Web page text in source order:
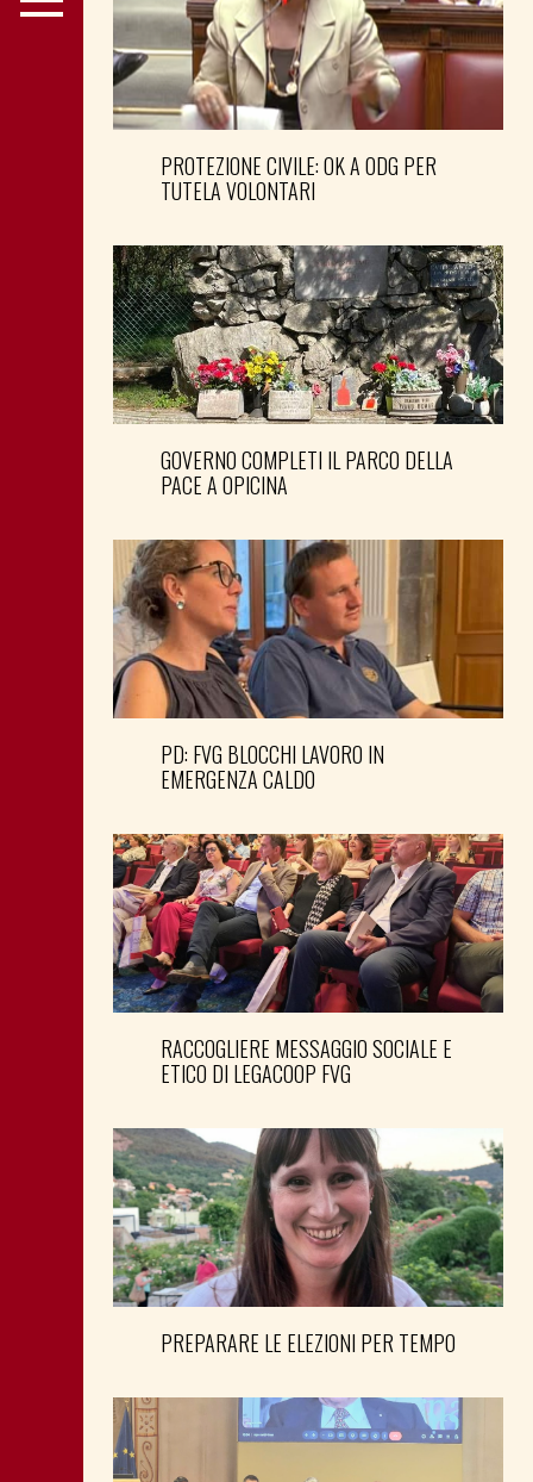
PROTEZIONE CIVILE: OK A ODG PER
TUTELA VOLONTARI
GOVERNO COMPLETI IL PARCO DELLA
PACE A OPICINA
PD: FVG BLOCCHI LAVORO IN
EMERGENZA CALDO
RACCOGLIERE MESSAGGIO SOCIALE E
ETICO DI LEGACOOP FVG
PREPARARE LE ELEZIONI PER TEMPO